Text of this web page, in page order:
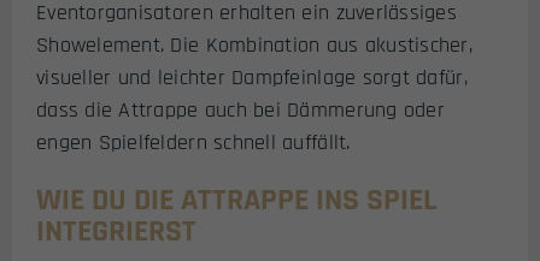
Eventorganisatoren erhalten ein zuverlässiges
Showelement. Die Kombination aus akustischer,
visueller und leichter Dampfeinlage sorgt dafür,
dass die Attrappe auch bei Dämmerung oder
engen Spielfeldern schnell auffällt.
WIE DU DIE ATTRAPPE INS SPIEL
INTEGRIERST